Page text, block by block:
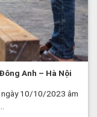
Anh – Hà Nội
10/10/2023 âm